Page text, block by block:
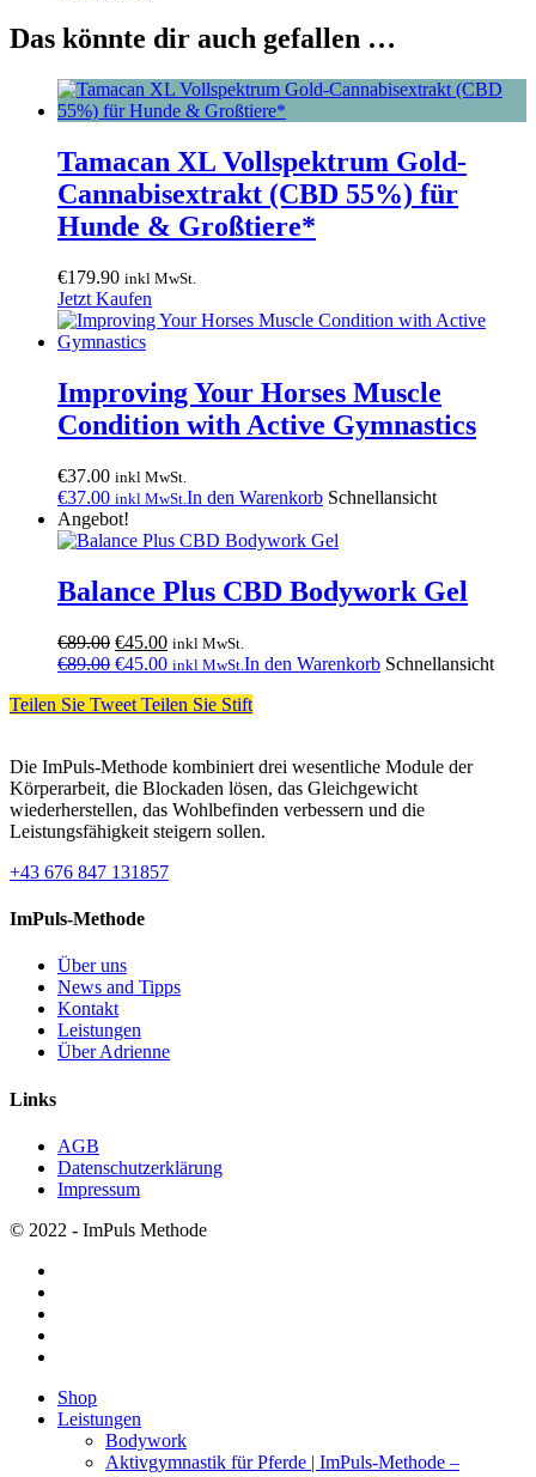
Das könnte dir auch gefallen …
Tamacan XL Vollspektrum Gold-
Cannabisextrakt (CBD 55%) für
Hunde & Großtiere*
€179.90 inkl MwSt.
Jetzt Kaufen
Improving Your Horses Muscle
Condition with Active Gymnastics
€37.00 inkl MwSt.
€37.00 inkl MwSt.In den Warenkorb Schnellansicht
Angebot!
Balance Plus CBD Bodywork Gel
€89.00 Ursprünglicher
Preis
€89.00
€45.00Aktueller
Preis
€45.00.
inkl MwSt.
€89.00 Ursprünglicher
war:
€45.00Aktueller
ist:
inkl MwSt. In den Warenkorb Schnellansicht
Teilen Sie Tweet Teilen Sie Stift
Die ImPuls-Methode kombiniert drei wesentliche Module der
Körperarbeit, die Blockaden lösen, das Gleichgewicht
wiederherstellen, das Wohlbefinden verbessern und die
Leistungsfähigkeit steigern sollen.
+43 676 847 131857
ImPuls-Methode
Über uns
News and Tipps
Kontakt
Leistungen
Über Adrienne
Links
AGB
Datenschutzerklärung
Impressum
© 2022 - ImPuls Methode
Menü
schließen
Shop
Leistungen
Bodywork
Aktivgymnastik für Pferde | ImPuls‑Methode –